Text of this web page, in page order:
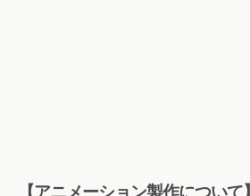
【アニメーション製作について】